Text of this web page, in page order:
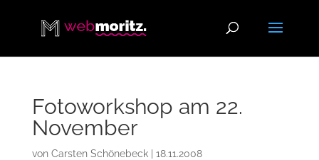
Fotoworkshop am 22.
November
von Carsten Schönebeck| 18.11.2008